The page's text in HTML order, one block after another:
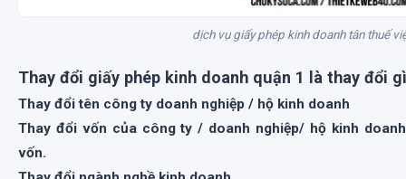
dịch vụ giấy phép kinh doanh tân thuế
Thay đổi giấy phép kinh doanh quận 1 là thay đổi
Thay đổi tên công ty doanh nghiệp / hộ kinh doanh
Thay đổi vốn của công ty / doanh nghiệp/ hộ kinh
vốn.